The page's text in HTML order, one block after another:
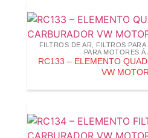
FILTROS DE AR FILTROS
PARA MOTORES Á
RC133 – ELEMENTO
VW